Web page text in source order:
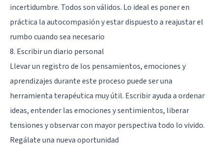
incertidumbre. Todos son válidos. Lo ideal es poner en
práctica la autocompasión y estar dispuesto a reajustar el
rumbo cuando sea necesario
8. Escribir un diario personal
Llevar un registro de los pensamientos, emociones y
aprendizajes durante este proceso puede ser una
herramienta terapéutica muy útil. Escribir ayuda a ordenar
ideas, entender las emociones y sentimientos, liberar
tensiones y observar con mayor perspectiva todo lo vivido.
Regálate una nueva oportunidad